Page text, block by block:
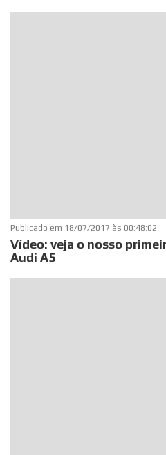
Publicado em 18/07/2017 às 00:48:02
Vídeo: veja o nosso
Audi A5